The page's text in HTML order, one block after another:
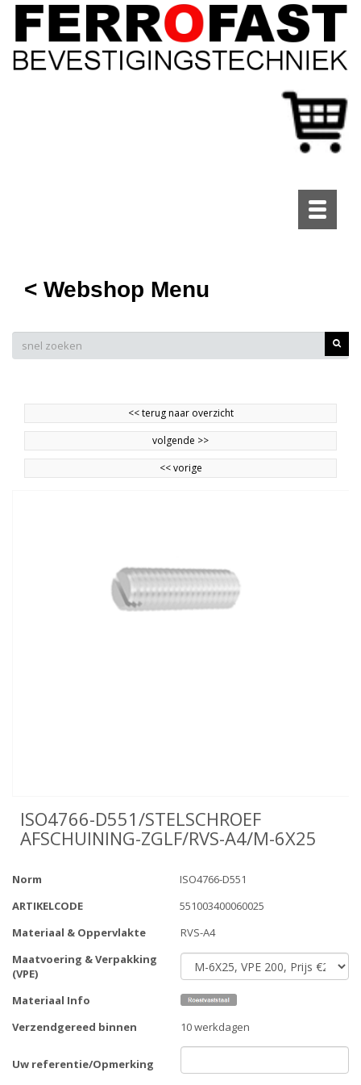
Toggle
< Webshop Menu
<<terug naar overzicht
volgende >>
<<vorige
ISO4766-D551/STELSCHROEF
AFSCHUINING-ZGLF/RVS-A4/M-6X25
Norm
ISO4766-D551
ARTIKELCODE
551003400060025
Materiaal & Oppervlakte
RVS-A4
Maatvoering & Verpakking
(VPE)
Materiaal Info
Verzendgereed binnen
10 werkdagen
Uw referentie/Opmerking